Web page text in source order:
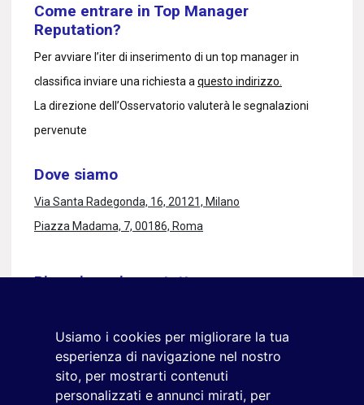
Usiamo i cookies per migliorare la tua
esperienza di navigazione nel nostro
sito, per mostrarti contenuti
personalizzati e annunci mirati, per
Come entrare in Top Manager
Reputation?
Per avviare l’iter di inserimento di un top manager in
classifica inviare una richiesta a questo indirizzo.
La direzione dell’Osservatorio valuterà le segnalazioni
pervenute
Dove siamo
Via Santa Radegonda, 16, 20121, Milano
Piazza Madama, 7, 00186, Roma
Rimaniamo in contatto
+39 02 9285 01
osservatorio.topmanager@reputationmanager.it